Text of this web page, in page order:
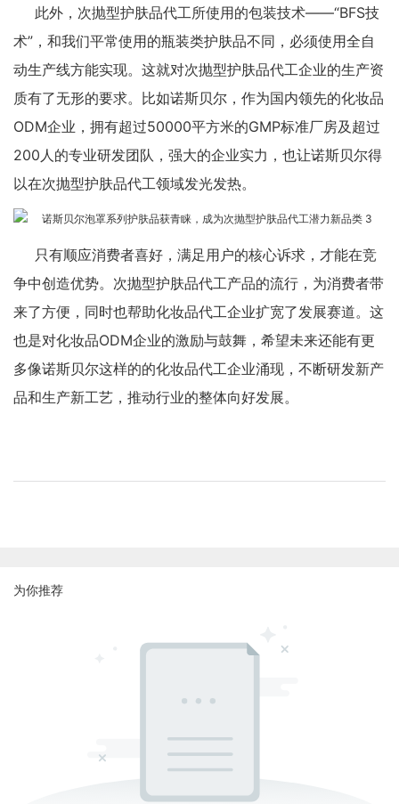
此外，次抛型护肤品代工所使用的包装技术——“BFS技
术”，和我们平常使用的瓶装类护肤品不同，必须使用全自
动生产线方能实现。这就对次抛型护肤品代工企业的生产资
质有了无形的要求。比如诺斯贝尔，作为国内领先的化妆品
ODM企业，拥有超过50000平方米的GMP标准厂房及超过
200人的专业研发团队，强大的企业实力，也让诺斯贝尔得
以在次抛型护肤品代工领域发光发热。
只有顺应消费者喜好，满足用户的核心诉求，才能在竞
争中创造优势。次抛型护肤品代工产品的流行，为消费者带
来了方便，同时也帮助化妆品代工企业扩宽了发展赛道。这
也是对化妆品ODM企业的激励与鼓舞，希望未来还能有更
多像诺斯贝尔这样的的化妆品代工企业涌现，不断研发新产
品和生产新工艺，推动行业的整体向好发展。
为你推荐